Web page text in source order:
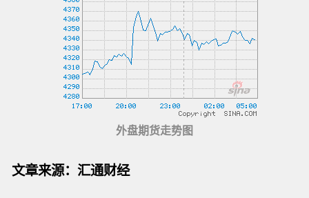
外盘期货走势图
文章来源：汇通财经